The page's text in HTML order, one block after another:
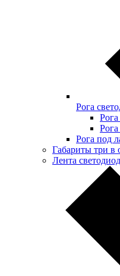
Рога
Рога под
Габариты три в
Лента